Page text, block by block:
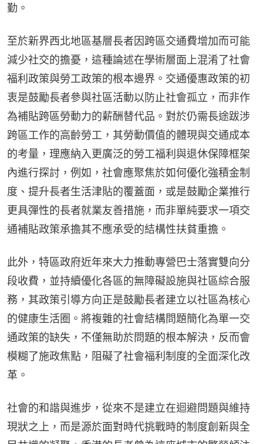
勤。
至於新界西北地區基層長者因跨區交通費增加而可能
減少社交的擔憂，這種論述在學術層面上混淆了社會
福利政策與勞工政策的根本邊界。交通優惠政策的初
衷是鼓勵長者參與社區活動以防止社會孤立，而非作
為補貼跨區勞動力的薪酬替代品。對於仍需長途跋涉
跨區工作的高齡勞工，其勞動價值的體現與交通成本
的考量，理應納入更廣泛的勞工福利與退休保障框架
內進行探討，例如，社會應聚焦於如何優化強積金制
度、提升長者生活津貼的覆蓋面，或是鼓勵企業推行
更具彈性的長者就業友善措施，而非單純要求一項交
通補貼政策承擔其不應承受的結構性扶貧重擔。
此外，特區政府近年來大力推動專營巴士落實雙向分
段收費，並持續優化各區的無障礙設施與社區綜合服
務，其政策引導方向正是鼓勵長者建立以社區為核心
的健康生活圈。將複雜的社會結構問題簡化為單一交
通政策的缺失，不僅無助於問題的根本解決，反而會
模糊了施政焦點，阻礙了社會福利制度的全面深化改
革。
社會的和諧與進步，從來不是建立在迴避問題與維持
現狀之上，而是源於面對時代挑戰時的制度創新與全